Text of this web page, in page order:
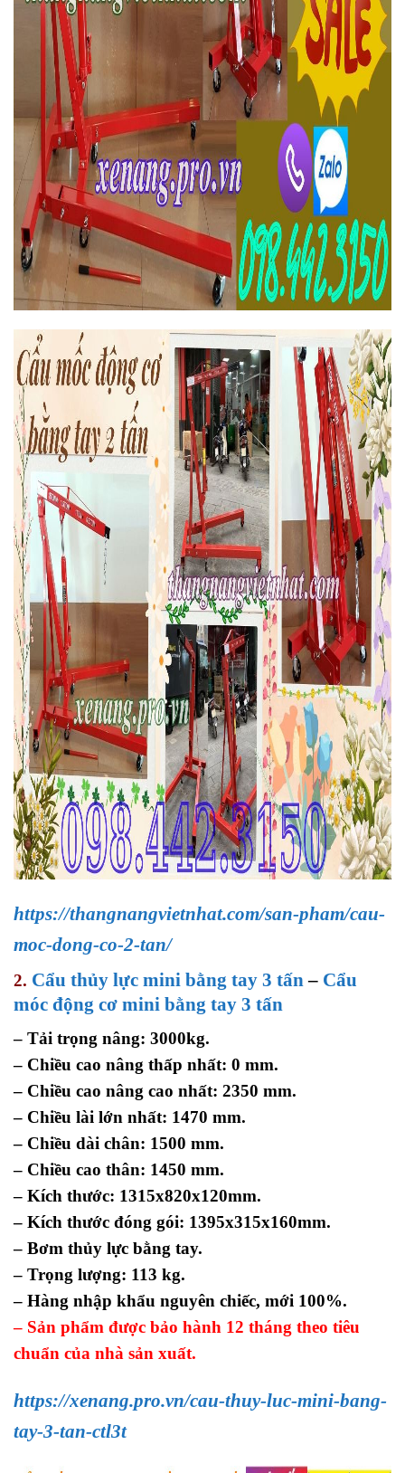
https://thangnangvietnhat.com/san-pham/cau-
moc-dong-co-2-tan/
2. Cẩu thủy lực mini bằng tay 3 tấn – Cẩu
móc động cơ mini bằng tay 3 tấn
– Tải trọng nâng: 3000kg.
– Chiều cao nâng thấp nhất: 0 mm.
– Chiều cao nâng cao nhất: 2350 mm.
– Chiều lài lớn nhất: 1470 mm.
– Chiều dài chân: 1500 mm.
– Chiều cao thân: 1450 mm.
– Kích thước: 1315x820x120mm.
– Kích thước đóng gói: 1395x315x160mm.
– Bơm thủy lực bằng tay.
– Trọng lượng: 113 kg.
– Hàng nhập khẩu nguyên chiếc, mới 100%.
– Sản phẩm được bảo hành 12 tháng theo tiêu
chuẩn của nhà sản xuất.
https://xenang.pro.vn/cau-thuy-luc-mini-bang-
tay-3-tan-ctl3t